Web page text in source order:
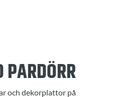
och dekorplattor på